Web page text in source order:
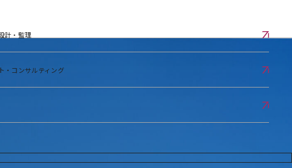
計・監理
・コンサルティング